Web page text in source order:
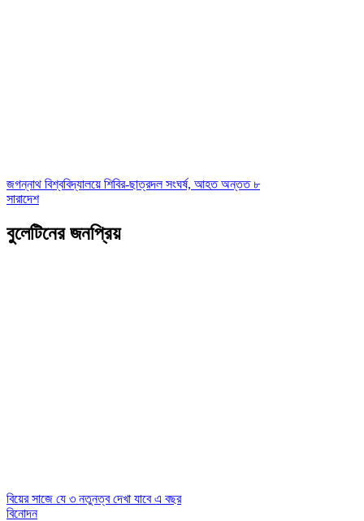
জগন্নাথ বিশ্ববিদ্যালয়ে শিবির-ছাত্রদল সংঘর্ষ, আহত অন্তত ৮
সারাদেশ
বুলেটিনের জনপ্রিয়
বিয়ের সাজে যে ৩ নতুনত্ব দেখা যাবে এ বছর
বিনোদন